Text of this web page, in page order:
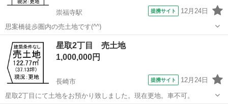
崇福寺駅 提携サイト 12月24日
思案橋徒歩圏内の売土地です(^^)
長崎 長崎市 崇福寺駅 土地販売/土地売買
星取2丁目 売土地
1,000,000円
長崎市 提携サイト 12月24日
星取2丁目にて土地をお預かり致しました。現在更地。車不可。